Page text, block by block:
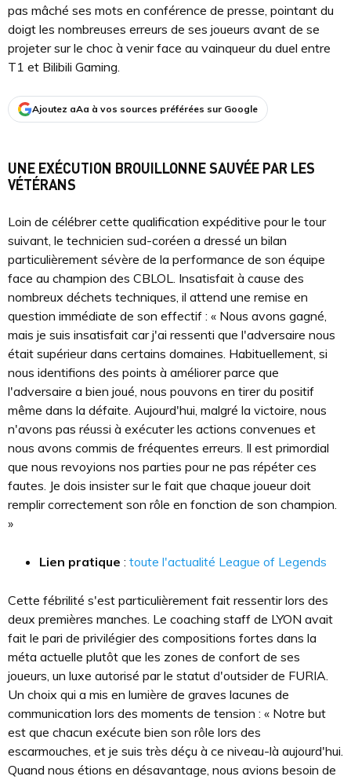
pas mâché ses mots en conférence de presse, pointant du
doigt les nombreuses erreurs de ses joueurs avant de se
projeter sur le choc à venir face au vainqueur du duel entre
T1 et Bilibili Gaming.
Ajoutez aAa à vos sources préférées sur Google
UNE EXÉCUTION BROUILLONNE SAUVÉE PAR LES
VÉTÉRANS
Loin de célébrer cette qualification expéditive pour le tour
suivant, le technicien sud-coréen a dressé un bilan
particulièrement sévère de la performance de son équipe
face au champion des CBLOL. Insatisfait à cause des
nombreux déchets techniques, il attend une remise en
question immédiate de son effectif : « Nous avons gagné,
mais je suis insatisfait car j'ai ressenti que l'adversaire nous
était supérieur dans certains domaines. Habituellement, si
nous identifions des points à améliorer parce que
l'adversaire a bien joué, nous pouvons en tirer du positif
même dans la défaite. Aujourd'hui, malgré la victoire, nous
n'avons pas réussi à exécuter les actions convenues et
nous avons commis de fréquentes erreurs. Il est primordial
que nous revoyions nos parties pour ne pas répéter ces
fautes. Je dois insister sur le fait que chaque joueur doit
remplir correctement son rôle en fonction de son champion.
»
Lien pratique : toute l'actualité League of Legends
Cette fébrilité s'est particulièrement fait ressentir lors des
deux premières manches. Le coaching staff de LYON avait
fait le pari de privilégier des compositions fortes dans la
méta actuelle plutôt que les zones de confort de ses
joueurs, un luxe autorisé par le statut d'outsider de FURIA.
Un choix qui a mis en lumière de graves lacunes de
communication lors des moments de tension : « Notre but
est que chacun exécute bien son rôle lors des
escarmouches, et je suis très déçu à ce niveau-là aujourd'hui.
Quand nous étions en désavantage, nous avions besoin de